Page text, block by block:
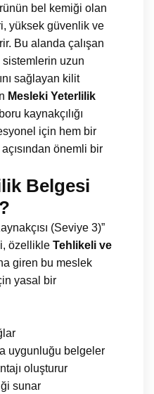
bel kemiği olan
yüksek güvenlik ve
Bu alanda çalışan
sistemlerin uzun
sağlayan kilit
Mesleki Yeterlilik
kaynakçılığı
için hem bir
önemli bir
Belgesi
(Seviye 3)”
özellikle Tehlikeli ve
giren bu meslek
yasal bir
uygunluğu belgeler
oluşturur
sunar